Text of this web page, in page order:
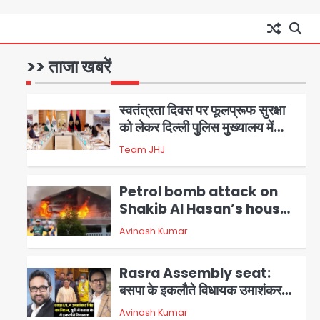
>> ताजा खबरें
1
आॅपरेशन विस्टा 1.0: वीजा शर्तों का
उल्लंघन करने वाले 11 बांग्लादेशी
चढ़े
2
स्वतंत्रता दिवस पर फूलप्रूफ सुरक्षा
को लेकर दिल्ली पुलिस मुख्यालय में
मंथन
Team JHJ
3
Petrol bomb attack on
Shakib Al Hasan’s house:
शेख हसीना की वर्चुअल प्रेस कॉन्फ्रेंस
में जुड़ने पर भड़का गुस्सा, शाकिब अल
से हमला
Avinash Kumar
Rasra Assembly seat:
बसपा के इकलौते विधायक उमाशंकर
सिंह का निधन, दो साल से कैंसर से जूझ
Avinash Kumar